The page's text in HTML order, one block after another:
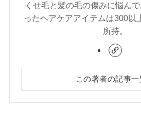
くせ毛と髪の毛の傷みに悩ん
ったヘアケアアイテムは300以
所持。
この著者の記事一